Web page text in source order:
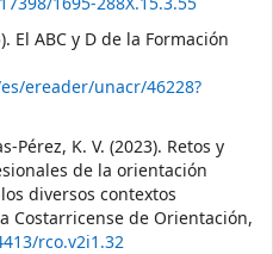
El ABC y D de la Formación
ereader/unacr/46228?
Pérez, K. V. (2023). Retos y
de la orientación
diversos contextos
Costarricense de Orientación,
rco.v2i1.32